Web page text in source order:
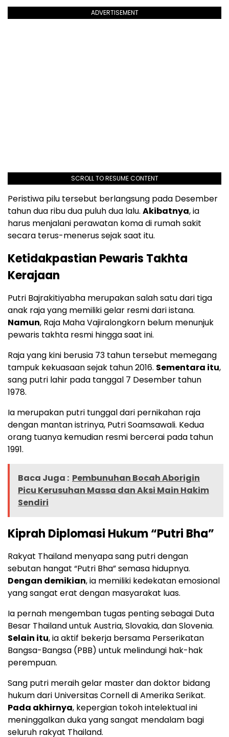
ADVERTISEMENT
SCROLL TO RESUME CONTENT
Peristiwa pilu tersebut berlangsung pada Desember
tahun dua ribu dua puluh dua lalu. Akibatnya, ia
harus menjalani perawatan koma di rumah sakit
secara terus-menerus sejak saat itu.
Ketidakpastian Pewaris Takhta
Kerajaan
Putri Bajrakitiyabha merupakan salah satu dari tiga
anak raja yang memiliki gelar resmi dari istana.
Namun, Raja Maha Vajiralongkorn belum menunjuk
pewaris takhta resmi hingga saat ini.
Raja yang kini berusia 73 tahun tersebut memegang
tampuk kekuasaan sejak tahun 2016. Sementara itu,
sang putri lahir pada tanggal 7 Desember tahun
1978.
Ia merupakan putri tunggal dari pernikahan raja
dengan mantan istrinya, Putri Soamsawali. Kedua
orang tuanya kemudian resmi bercerai pada tahun
1991.
Baca Juga : Pembunuhan Bocah Aborigin
Picu Kerusuhan Massa dan Aksi Main Hakim
Sendiri
Kiprah Diplomasi Hukum “Putri Bha”
Rakyat Thailand menyapa sang putri dengan
sebutan hangat “Putri Bha” semasa hidupnya.
Dengan demikian, ia memiliki kedekatan emosional
yang sangat erat dengan masyarakat luas.
Ia pernah mengemban tugas penting sebagai Duta
Besar Thailand untuk Austria, Slovakia, dan Slovenia.
Selain itu, ia aktif bekerja bersama Perserikatan
Bangsa-Bangsa (PBB) untuk melindungi hak-hak
perempuan.
Sang putri meraih gelar master dan doktor bidang
hukum dari Universitas Cornell di Amerika Serikat.
Pada akhirnya, kepergian tokoh intelektual ini
meninggalkan duka yang sangat mendalam bagi
seluruh rakyat Thailand.